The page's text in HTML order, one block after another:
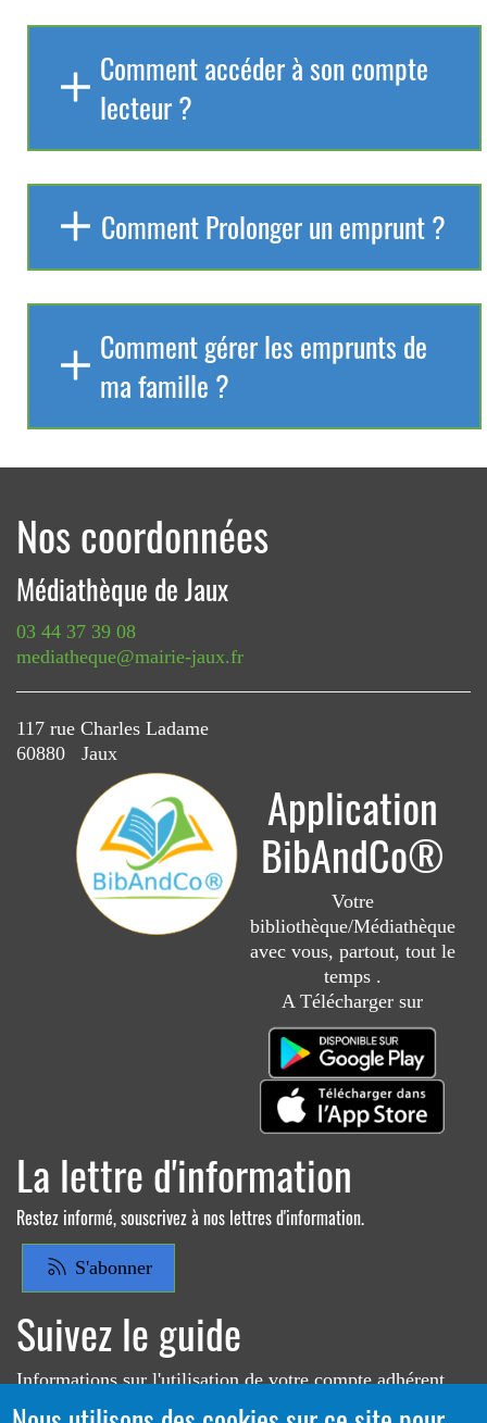
Comment accéder à son compte
lecteur ?
Comment Prolonger un emprunt ?
Comment gérer les emprunts de
ma famille ?
Nos coordonnées
Médiathèque de Jaux
03 44 37 39 08
mediatheque@mairie-jaux.fr
117 rue Charles Ladame
60880 Jaux
Application
BibAndCo®
Votre
bibliothèque/Médiathèque
avec vous, partout, tout le
temps .
A Télécharger sur
La lettre d'information
Restez informé, souscrivez à nos lettres d'information.
S'abonner
Suivez le guide
Informations sur l'utilisation de votre compte adhérent